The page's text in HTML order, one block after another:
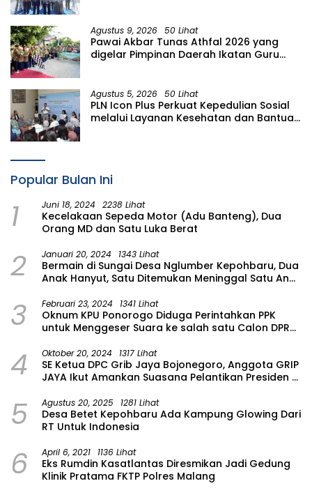
Agustus 9, 2026 50 Lihat
Pawai Akbar Tunas Athfal 2026 yang
digelar Pimpinan Daerah Ikatan Guru
Agustus 5, 2026 50 Lihat
PLN Icon Plus Perkuat Kepedulian Sosial
melalui Layanan Kesehatan dan Bantuan
Popular Bulan Ini
1 Juni 18, 2024 2238 Lihat
Kecelakaan Sepeda Motor (Adu Banteng), Dua
Orang MD dan Satu Luka Berat
2 Januari 20, 2024 1343 Lihat
Bermain di Sungai Desa Nglumber Kepohbaru, Dua
Anak Hanyut, Satu Ditemukan Meninggal Satu Anak
3 Februari 23, 2024 1341 Lihat
Oknum KPU Ponorogo Diduga Perintahkan PPK
untuk Menggeser Suara ke salah satu Calon DPRD
4 Oktober 20, 2024 1317 Lihat
SE Ketua DPC Grib Jaya Bojonegoro, Anggota GRIP
JAYA Ikut Amankan Suasana Pelantikan Presiden di
5 Agustus 20, 2025 1281 Lihat
Desa Betet Kepohbaru Ada Kampung Glowing Dari
RT Untuk Indonesia
6 April 6, 2021 1136 Lihat
Eks Rumdin Kasatlantas Diresmikan Jadi Gedung
Klinik Pratama FKTP Polres Malang